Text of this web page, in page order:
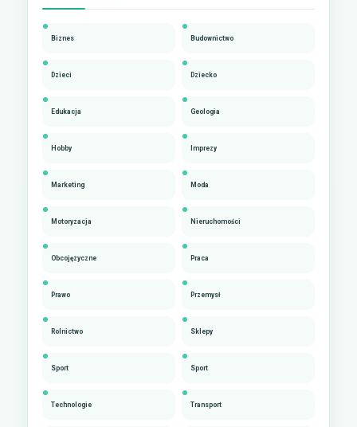
Biznes Budownictwo
Dzieci Dziecko
Edukacja Geologia
Hobby Imprezy
Marketing Moda
Motoryzacja Nieruchomości
Obcojęzyczne Praca
Prawo Przemysł
Rolnictwo Sklepy
Sport Sport
Technologie Transport